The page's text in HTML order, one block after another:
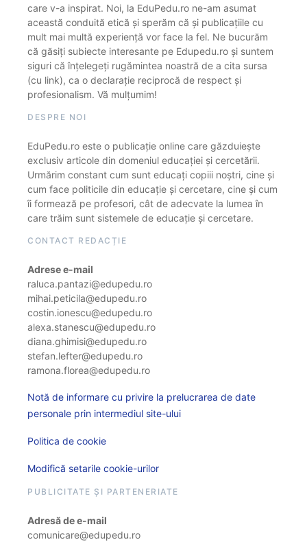
care v-a inspirat. Noi, la EduPedu.ro ne-am asumat
această conduită etică și sperăm că și publicațiile cu
mult mai multă experiență vor face la fel. Ne bucurăm
că găsiți subiecte interesante pe Edupedu.ro și suntem
siguri că înțelegeți rugămintea noastră de a cita sursa
(cu link), ca o declarație reciprocă de respect și
profesionalism. Vă mulțumim!
DESPRE NOI
EduPedu.ro este o publicație online care găzduiește
exclusiv articole din domeniul educației și cercetării.
Urmărim constant cum sunt educați copiii noștri, cine și
cum face politicile din educație și cercetare, cine și cum
îi formează pe profesori, cât de adecvate la lumea în
care trăim sunt sistemele de educație și cercetare.
CONTACT REDACȚIE
Adrese e-mail
raluca.pantazi@edupedu.ro
mihai.peticila@edupedu.ro
costin.ionescu@edupedu.ro
alexa.stanescu@edupedu.ro
diana.ghimisi@edupedu.ro
stefan.lefter@edupedu.ro
ramona.florea@edupedu.ro
Notă de informare cu privire la prelucrarea de date
personale prin intermediul site-ului
Politica de cookie
Modifică setarile cookie-urilor
PUBLICITATE ȘI PARTENERIATE
Adresă de e-mail
comunicare@edupedu.ro